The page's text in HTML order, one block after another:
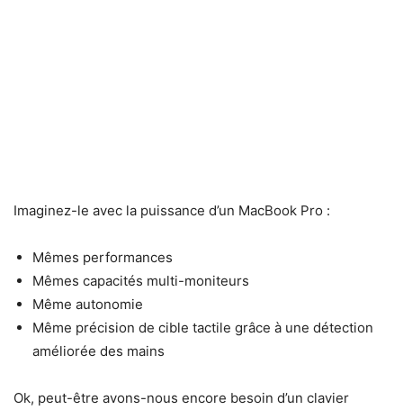
Imaginez-le avec la puissance d’un MacBook Pro :
Mêmes performances
Mêmes capacités multi-moniteurs
Même autonomie
Même précision de cible tactile grâce à une détection
améliorée des mains
Ok, peut-être avons-nous encore besoin d’un clavier